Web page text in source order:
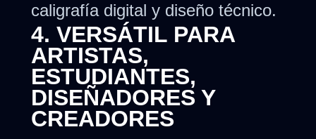
caligrafía digital y diseño técnico.
4. VERSÁTIL PARA
ARTISTAS,
ESTUDIANTES,
DISEÑADORES Y
CREADORES